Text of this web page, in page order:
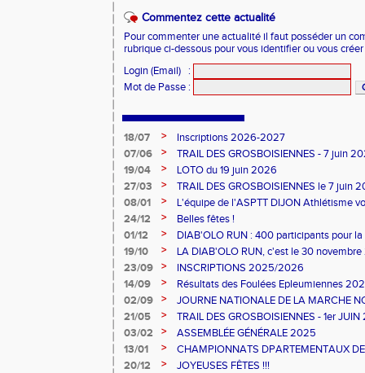
Commentez cette actualité
Pour commenter une actualité il faut posséder un
rubrique ci-dessous pour vous identifier ou vous
Login (Email)
:
Mot de Passe :
18/07 >
Inscriptions 2026-2027
07/06
>
TRAIL DES GROSBOISIENNES - 7 juin
19/04
>
LOTO du 19 juin 2026
27/03
>
TRAIL DES GROSBOISIENNES le 7 juin
08/01
>
L'équipe de l'ASPTT DIJON Athlétisme
excellente année !
24/12 >
Belles fêtes !
01/12
>
DIAB'OLO RUN : 400 participants pour
19/10
>
LA DIAB'OLO RUN, c'est le 30
23/09
>
INSCRIPTIONS 2025/2026
14/09
>
Résultats des Foulées Epleumiennes
02/09
>
JOURNE NATIONALE DE LA MARCHE
21/05
>
TRAIL DES GROSBOISIENNES - 1er
03/02
>
ASSEMBLÉE GÉNÉRALE 2025
13/01
>
CHAMPIONNATS DPARTEMENTAUX
20/12
>
JOYEUSES FÊTES !!!